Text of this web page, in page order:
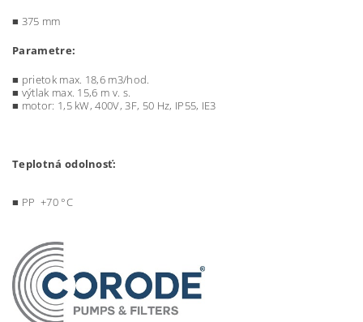
■ 375 mm
Parametre:
■ prietok max. 18,6 m3/hod.
■ výtlak max. 15,6 m v. s.
■ motor: 1,5 kW, 400V, 3F, 50 Hz, IP55, IE3
Teplotná odolnosť:
■ PP +70 °C